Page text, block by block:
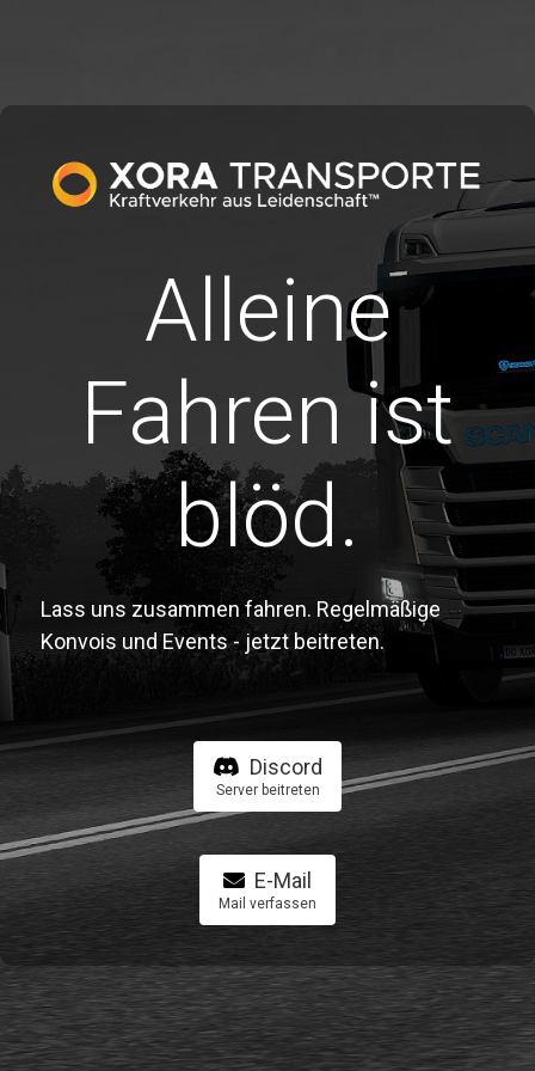
Alleine
Fahren ist
blöd.
Lass uns zusammen fahren. Regelmäßige
Konvois und Events - jetzt beitreten.
Discord
Server beitreten
E-Mail
Mail verfassen